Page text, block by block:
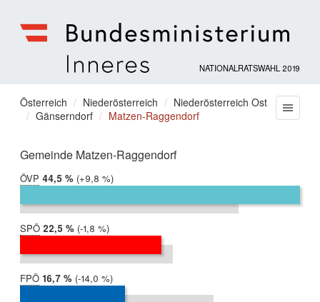
für
Inneres
NATIONALRATSWAHL 2019
Sie
befinden
hier:
Österreich Niederösterreich
Niederösterreich Ost
Gänserndorf
Matzen-Raggendorf
Gemeinde Matzen-Raggendorf
ÖVP 2019:
44,5 %
2017:
34,7 %
Differenz:
+9,8 %
SPÖ 2019:
22,5 %
2017:
24,3 %
Differenz:
-1,8 %
FPÖ 2019:
16,7 %
2017:
30,7 %
Differenz:
-14,0 %